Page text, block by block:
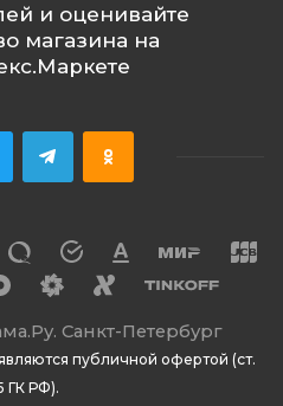
Санкт-Петербург
публичной офертой (ст.
ГК РФ).